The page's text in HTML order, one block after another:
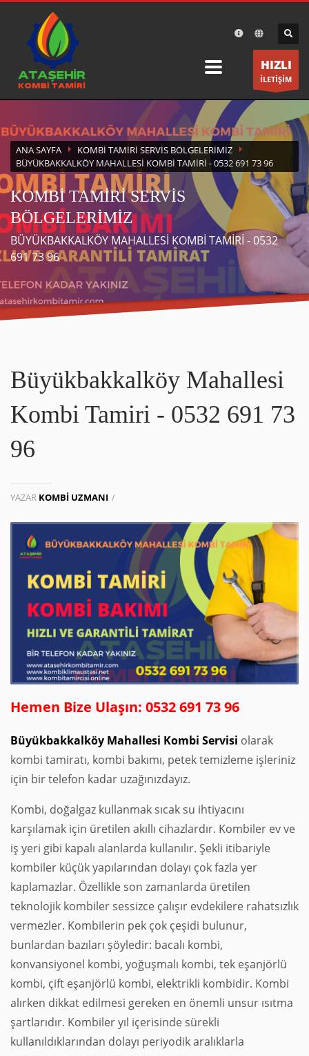
DESTEK
Ataşehir Kombi Tamiri olarak bir telefon kadar size
yakınız.
ÇALIŞMA SAATLERİ
Pazartesi-Cumartesi 8:30 19:30
HIZLI
İLETİŞİM
ANA SAYFA
KOMBI TAMIRI SERVIS BÖLGELERIMIZ
BÜYÜKBAKKALKÖY MAHALLESI KOMBI TAMIRI - 0532 691 73 96
KOMBİ TAMİRİ SERVİS
BÖLGELERİMİZ
BÜYÜKBAKKALKÖY MAHALLESİ KOMBİ TAMİRİ - 0532
691 73 96
Büyükbakkalköy Mahallesi
Kombi Tamiri - 0532 691 73
96
YAZAR KOMBI UZMANI /
Hemen Bize Ulaşın: 0532 691 73 96
Büyükbakkalköy Mahallesi Kombi Servisi olarak
kombi tamiratı, kombi bakımı, petek temizleme işleriniz
için bir telefon kadar uzağınızdayız.
Kombi, doğalgaz kullanmak sıcak su ihtiyacını
karşılamak için üretilen akıllı cihazlardır. Kombiler ev ve
iş yeri gibi kapalı alanlarda kullanılır. Şekli itibariyle
kombiler küçük yapılarından dolayı çok fazla yer
kaplamazlar. Özellikle son zamanlarda üretilen
teknolojik kombiler sessizce çalışır evdekilere rahatsızlık
vermezler. Kombilerin pek çok çeşidi bulunur,
bunlardan bazıları şöyledir: bacalı kombi,
konvansiyonel kombi, yoğuşmalı kombi, tek eşanjörlü
kombi, çift eşanjörlü kombi, elektrikli kombidir. Kombi
alırken dikkat edilmesi gereken en önemli unsur ısıtma
şartlarıdır. Kombiler yıl içerisinde sürekli
kullanıldıklarından dolayı periyodik aralıklarla